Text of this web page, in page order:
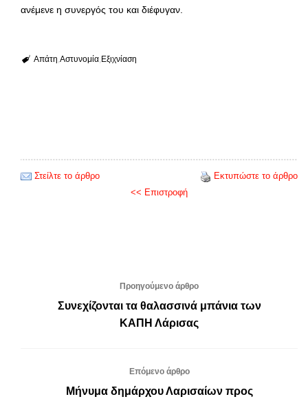
ανέμενε η συνεργός του και διέφυγαν.
Απάτη Αστυνομία Εξιχνίαση
Στείλτε το άρθρο
Εκτυπώστε το άρθρο
<< Επιστροφή
Προηγούμενο άρθρο
Συνεχίζονται τα θαλασσινά μπάνια των
ΚΑΠΗ Λάρισας
Επόμενο άρθρο
Μήνυμα δημάρχου Λαρισαίων προς